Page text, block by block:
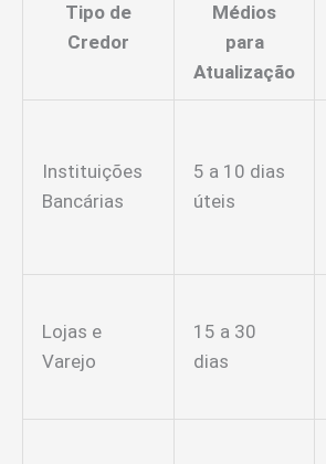
Tipo de
Credor
Médios
para
Atualização
Instituições
Bancárias
5 a 10 dias
úteis
Lojas e
Varejo
15 a 30
dias